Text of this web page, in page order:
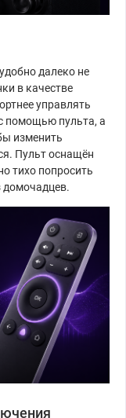
далеко не
в качестве
управлять
помощью пульта, а
изменить
Пульт оснащён
тихо попросить
домочадцев.